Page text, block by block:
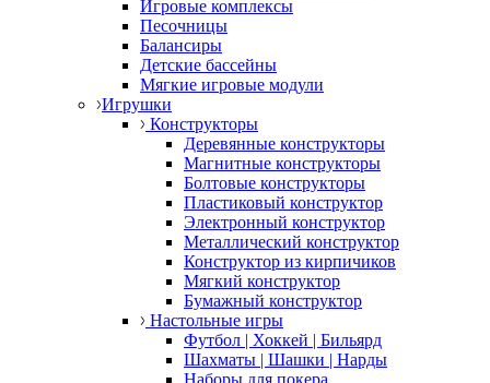
Игровые комплексы
Песочницы
Балансиры
Детские бассейны
Мягкие игровые модули
Игрушки
Конструкторы
Деревянные конструкторы
Магнитные конструкторы
Болтовые конструкторы
Пластиковый конструктор
Электронный конструктор
Металлический конструктор
Конструктор из кирпичиков
Мягкий конструктор
Бумажный конструктор
Настольные игры
Футбол | Хоккей | Бильярд
Шахматы | Шашки | Нарды
Наборы для покера